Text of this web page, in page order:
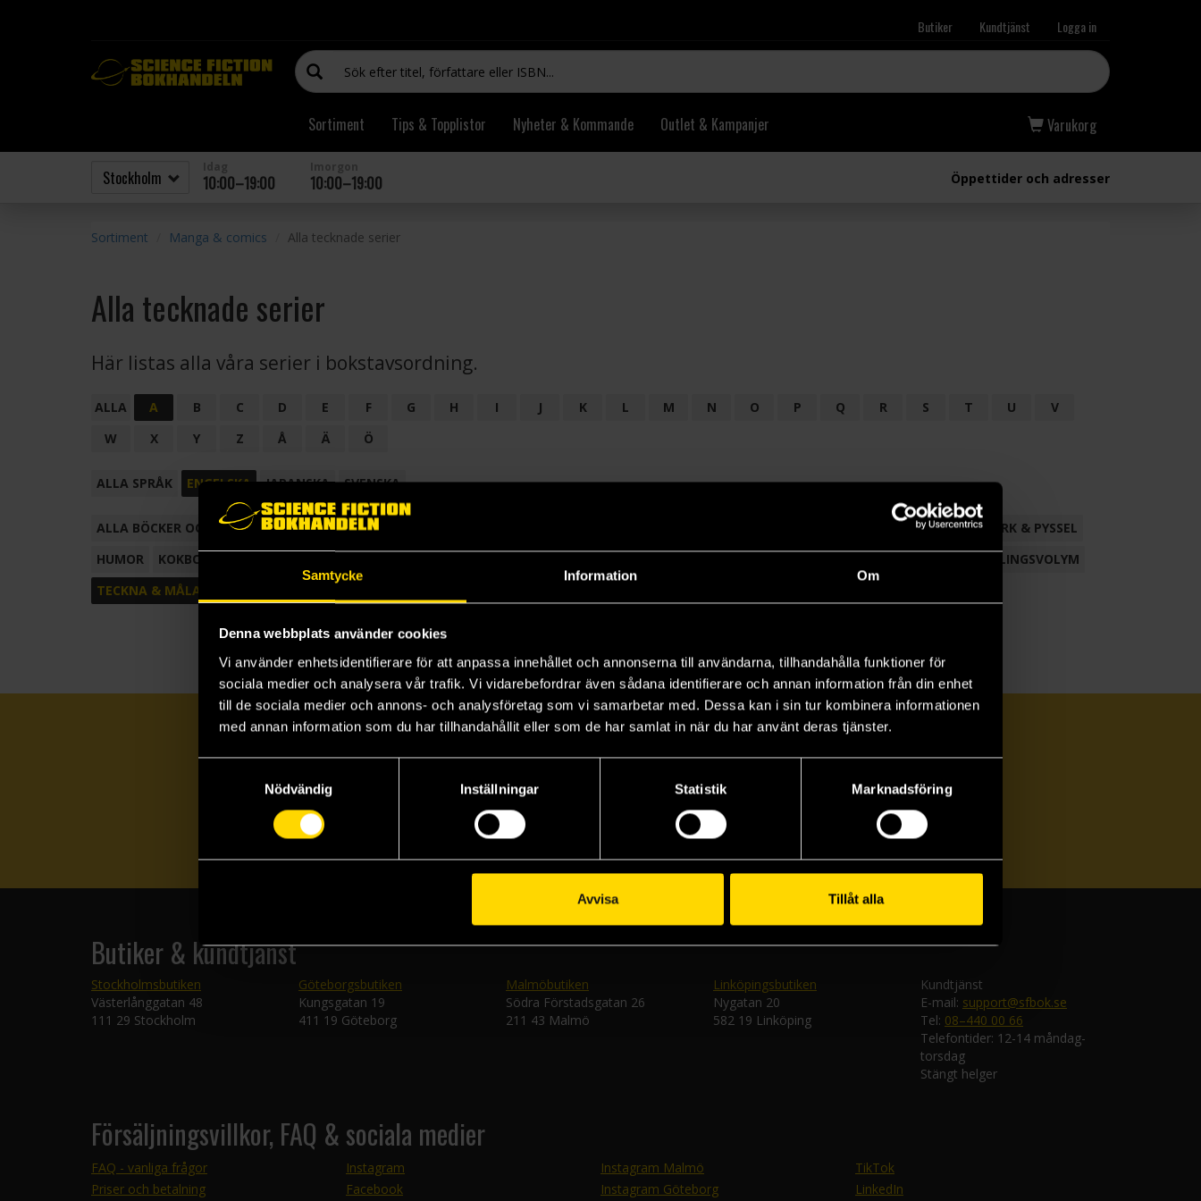
Samtycke Information Om
Denna webbplats använder cookies
Vi använder enhetsidentifierare för att anpassa innehållet och annonserna till användarna, tillhandahålla funktioner för
sociala medier och analysera vår trafik. Vi vidarebefordrar även sådana identifierare och annan information från din enhet
till de sociala medier och annons- och analysföretag som vi samarbetar med. Dessa kan i sin tur kombinera informationen
med annan information som du har tillhandahållit eller som de har samlat in när du har använt deras tjänster.
Nödvändig
Inställningar Statistik Marknadsföring
Avvisa Tillåt alla
Butiker Kundtjänst Logga in
Sortiment Tips & Topplistor Nyheter & Kommande Outlet & Kampanjer Varukorg
10:00–19:00 10:00–19:00 Öppettider och adresser
Sortiment Manga & comics Alla tecknade serier
Alla tecknade serier
Här listas alla våra serier i bokstavsordning.
ALLA A B C D E F G H I J K L M N O P Q R S T U
V
W
X Y Z Å Ä Ö
ALLA SPRÅK ENGELSKA JAPANSKA SVENSKA
ALLA BÖCKER OCH TECKNADE SERIER ANTOLOGI FACKLITTERATUR
HANTVERK & PYSSEL
HUMOR
KOKBOK
SAMLINGSVOLYM
TECKNA & MÅLA
Prenumerera på vårt nyhetsbrev
Butiker & kundtjänst
Stockholmsbutiken
Västerlånggatan 48
111 29 Stockholm
Göteborgsbutiken
Kungsgatan 19
411 19 Göteborg
Malmöbutiken
Södra Förstadsgatan 26
211 43 Malmö
Linköpingsbutiken
Nygatan 20
582 19 Linköping
Kundtjänst
E-mail: support@sfbok.se
Tel: 08–440 00 66
Telefontider: 12-14 måndag-
torsdag
Stängt helger
Försäljningsvillkor, FAQ & sociala medier
FAQ - vanliga frågor
Priser och betalning
Instagram
Facebook
Instagram Malmö
Instagram Göteborg
TikTok
LinkedIn